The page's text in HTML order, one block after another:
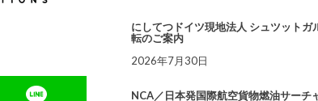
にしてつドイツ現地法人 シュツットガ
転のご案内
2026年7月30日
NCA／日本発国際航空貨物燃油サーチ